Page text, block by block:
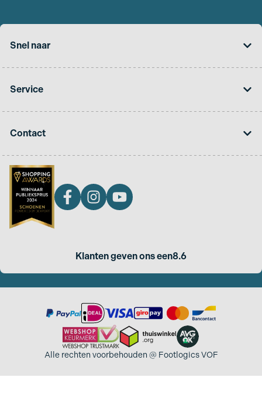
Snel naar
Service
Contact
Klanten geven ons een8.6
Alle rechten voorbehouden @ Footlogics VOF